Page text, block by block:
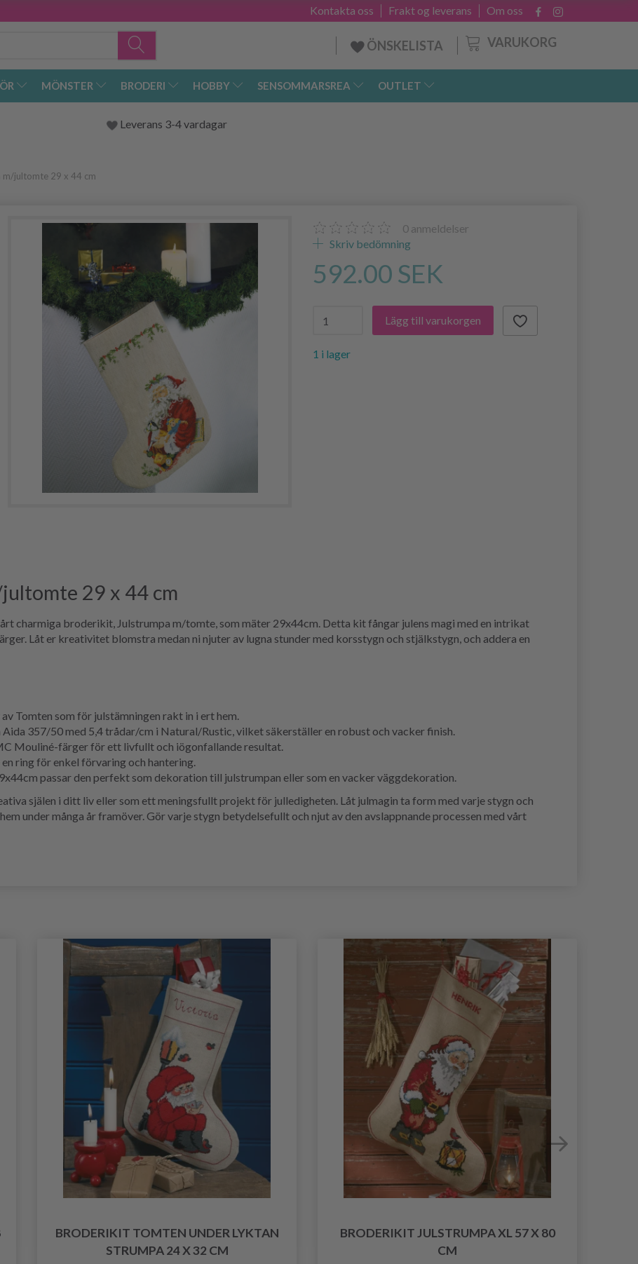
Om oss
Frakt og leverans
Kontakta oss
VARUKORG
ÖNSKELISTA
MÖNSTER BRODERI HOBBY SENSOMMARSREA OUTLET
Leverans 3-4 vardagar
jultomte 29 x 44 cm
0 anmeldelser
Skriv bedömning
592.00 SEK
Lägg till varukorgen
1 i lager
29 x 44 cm
charmiga broderikit, Julstrumpa m/tomte, som mäter 29x44cm. Detta kit fångar julens magi med en intrikat
Låt er kreativitet blomstra medan ni njuter av lugna stunder med korsstygn och stjälkstygn, och addera en
Tomten som för julstämningen rakt in i ert hem.
Aida 357/50 med 5,4 trådar/cm i Natural/Rustic, vilket säkerställer en robust och vacker finish.
Mouliné-färger för ett livfullt och iögonfallande resultat.
ring för enkel förvaring och hantering.
passar den perfekt som dekoration till julstrumpan eller som en vacker väggdekoration.
själen i ditt liv eller som ett meningsfullt projekt för julledigheten. Låt julmagin ta form med varje stygn och
under många år framöver. Gör varje stygn betydelsefullt och njut av den avslappnande processen med vårt
BRODERIKIT TOMTEN UNDER LYKTAN
STRUMPA 24 X 32 CM
BRODERIKIT JULSTRUMPA XL 57 X 80
CM